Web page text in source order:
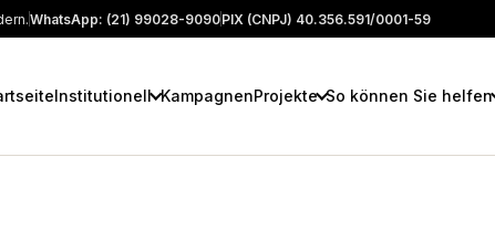
WhatsApp: (21) 99028-9090PIX (CNPJ) 40.356.591/0001-59
Institutionell KampagnenProjekte So können Sie helfen